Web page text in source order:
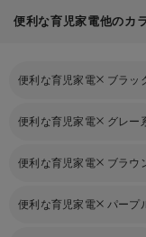
便利な育児家電他のカ
便利な育児家電 ブラッ
便利な育児家電 グレー
便利な育児家電 ブラウ
便利な育児家電 パープ